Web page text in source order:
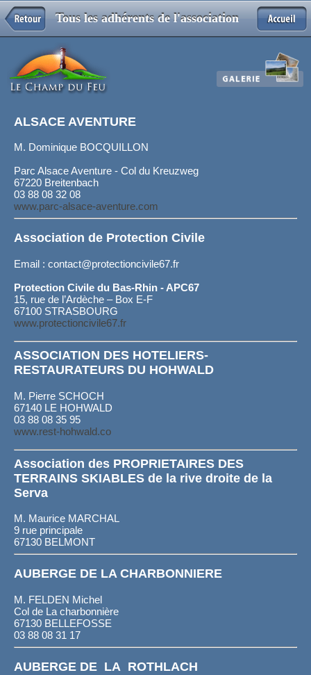
Tous les adhérents de l'association
ALSACE AVENTURE
M. Dominique BOCQUILLON
Parc Alsace Aventure - Col du Kreuzweg
67220 Breitenbach
03 88 08 32 08
www.parc-alsace-aventure.com
Association de Protection Civile
Email : contact@protectioncivile67.fr
Protection Civile du Bas-Rhin - APC67
15, rue de l’Ardèche – Box E-F
67100 STRASBOURG
www.protectioncivile67.fr
ASSOCIATION DES HOTELIERS-
RESTAURATEURS DU HOHWALD
M. Pierre SCHOCH
67140 LE HOHWALD
03 88 08 35 95
www.rest-hohwald.co
Association des PROPRIETAIRES DES
TERRAINS SKIABLES de la rive droite de la
Serva
M. Maurice MARCHAL
9 rue principale
67130 BELMONT
AUBERGE DE LA CHARBONNIERE
M. FELDEN Michel
Col de La charbonnière
67130 BELLEFOSSE
03 88 08 31 17
AUBERGE DE LA ROTHLACH